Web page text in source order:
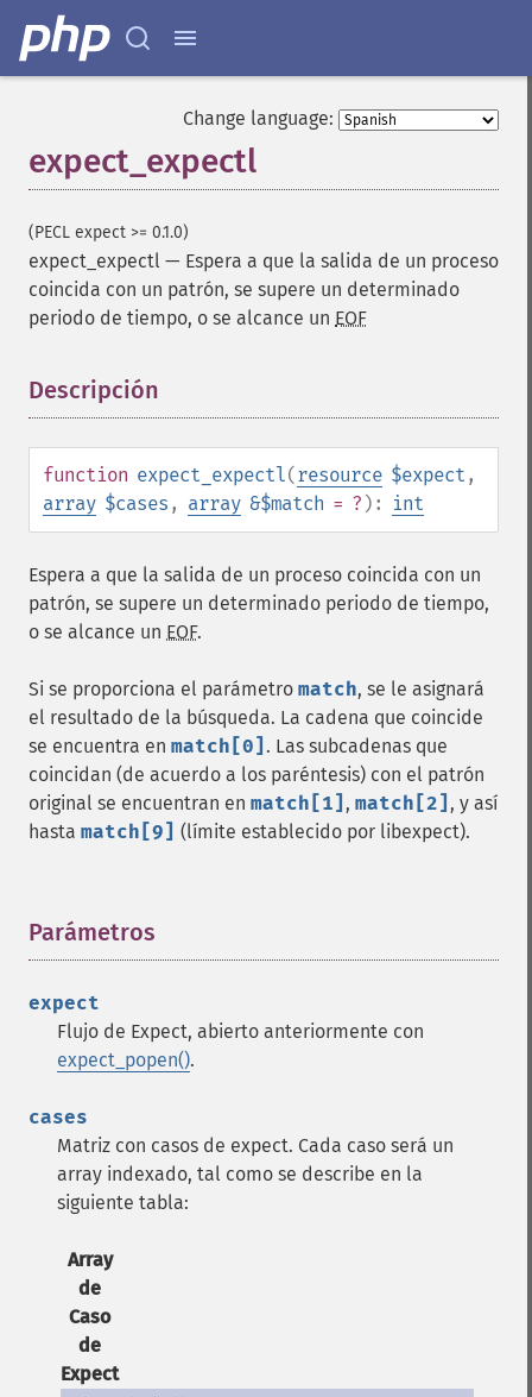
Change language:
expect_expectl
(PECL expect >= 0.1.0)
expect_expectl — Espera a que la salida de un proceso
coincida con un patrón, se supere un determinado
periodo de tiempo, o se alcance un EOF
Descripción
function expect_expectl(resource $expect ,
array $cases , array &$match = ? ): int
Espera a que la salida de un proceso coincida con un
patrón, se supere un determinado periodo de tiempo,
o se alcance un EOF.
Si se proporciona el parámetro match, se le asignará
el resultado de la búsqueda. La cadena que coincide
se encuentra en match[0] . Las subcadenas que
coincidan (de acuerdo a los paréntesis) con el patrón
original se encuentran en match[1] , match[2] , y así
hasta match[9] (límite establecido por libexpect).
Parámetros
expect
Flujo de Expect, abierto anteriormente con
expect_popen().
cases
Matriz con casos de expect. Cada caso será un
array indexado, tal como se describe en la
siguiente tabla:
Array
de
Caso
de
Expect